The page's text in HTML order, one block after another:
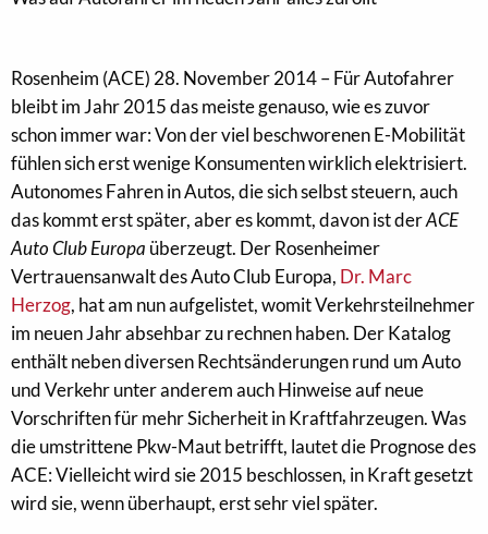
Rosenheim (ACE) 28. November 2014 – Für Autofahrer
bleibt im Jahr 2015 das meiste genauso, wie es zuvor
schon immer war: Von der viel beschworenen E-Mobilität
fühlen sich erst wenige Konsumenten wirklich elektrisiert.
Autonomes Fahren in Autos, die sich selbst steuern, auch
das kommt erst später, aber es kommt, davon ist derACE
Auto Club Europa überzeugt. Der Rosenheimer
Vertrauensanwalt des Auto Club Europa, Dr. Marc
Herzog, hat am nun aufgelistet, womit Verkehrsteilnehmer
im neuen Jahr absehbar zu rechnen haben. Der Katalog
enthält neben diversen Rechtsänderungen rund um Auto
und Verkehr unter anderem auch Hinweise auf neue
Vorschriften für mehr Sicherheit in Kraftfahrzeugen. Was
die umstrittene Pkw-Maut betrifft, lautet die Prognose des
ACE: Vielleicht wird sie 2015 beschlossen, in Kraft gesetzt
wird sie, wenn überhaupt, erst sehr viel später.